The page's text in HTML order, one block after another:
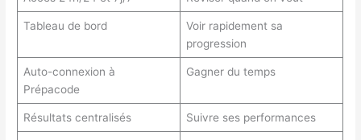
Tableau de bord
Voir rapidement sa
progression
Auto-connexion à
Prépacode
Gagner du temps
Résultats centralisés Suivre ses performances